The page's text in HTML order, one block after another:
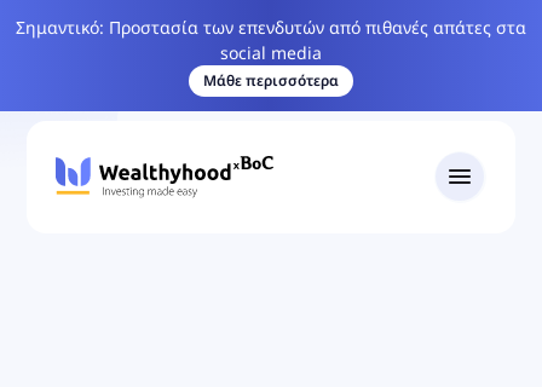
Σημαντικό: Προστασία των επενδυτών από πιθανές απάτες στα
social media
Μάθε περισσότερα